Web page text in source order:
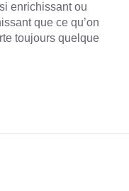
enrichissant ou
que ce qu’on
toujours quelque